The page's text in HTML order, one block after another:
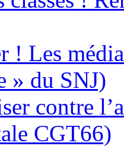
! Les
» du SNJ)
contre
CGT66)